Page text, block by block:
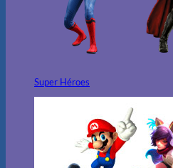
Super Héroes